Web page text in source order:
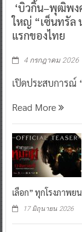
‘บิวกิ้น–พุฒิพง
ใหญ่ “เซ็นทรัล
แรกของไทย
4 กรกฎาคม 2026
เปิดประสบการณ์
Read More
เลือก” ทุกโรงภาพ
17 มิถุนายน 2026